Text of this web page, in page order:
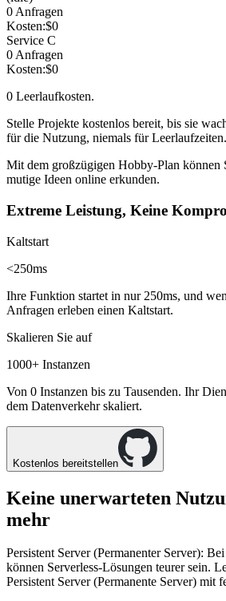
0 Anfragen
Kosten:$0
Service C
0 Anfragen
Kosten:$0
0 Leerlaufkosten.
Stelle Projekte kostenlos bereit, bis sie
für die Nutzung, niemals für Leerlaufzeiten.
Mit dem großzügigen Hobby-Plan können
mutige Ideen online erkunden.
Extreme Leistung, Keine
Kaltstart
<250ms
Ihre Funktion startet in nur 250ms, und
Anfragen erleben einen Kaltstart.
Skalieren Sie auf
1000+ Instanzen
Von 0 Instanzen bis zu Tausenden. Ihr
dem Datenverkehr skaliert.
Kostenlos bereitstellen
Keine unerwarteten
mehr
Persistent Server (Permanenter Server):
können Serverless-Lösungen teurer sein.
Persistent Server (Permanente Server) mit